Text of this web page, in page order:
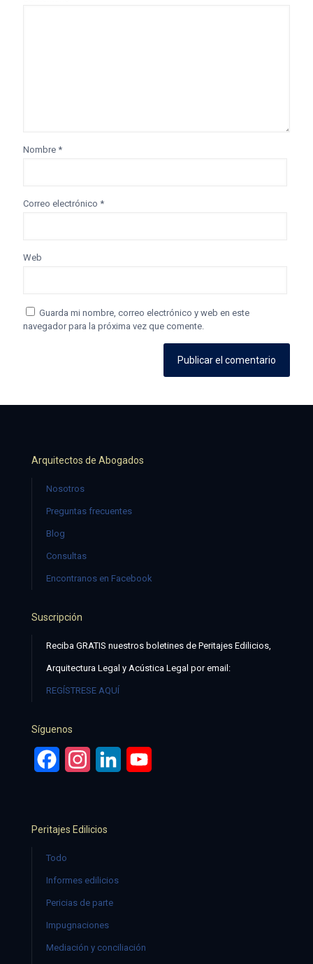
Nombre *
Correo electrónico *
Web
Guarda mi nombre, correo electrónico y web en este
navegador para la próxima vez que comente.
Arquitectos de Abogados
Nosotros
Preguntas frecuentes
Blog
Consultas
Encontranos en Facebook
Suscripción
Reciba GRATIS nuestros boletines de Peritajes Edilicios,
Arquitectura Legal y Acústica Legal por email:
REGÍSTRESE AQUÍ
Síguenos
FacebookInstagramLinkedIn
Peritajes Edilicios
Todo
Informes edilicios
Pericias de parte
Impugnaciones
Mediación y conciliación